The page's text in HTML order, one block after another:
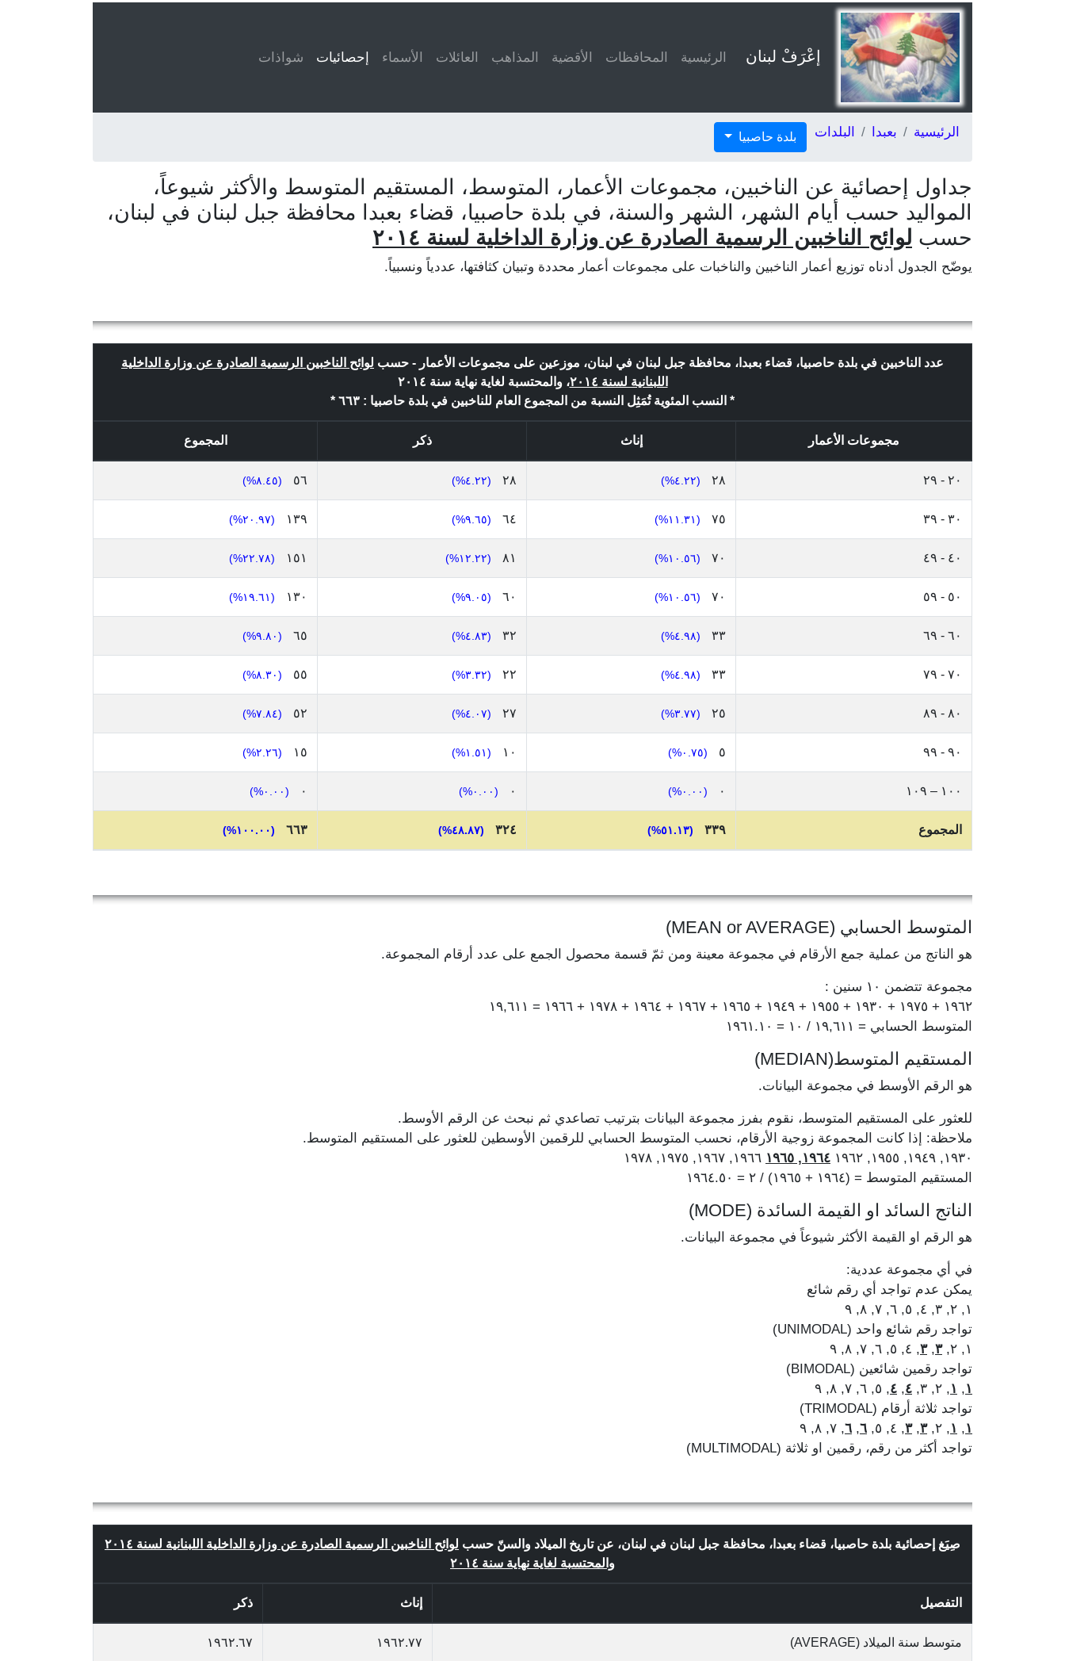
إعْرَفْ لبنان الرئيسية المحافظات الأقضية المذاهب العائلات الأسماء إحصائيات شواذات
الرئيسية بعبدا البلدات بلدة حاصبيا
جداول إحصائية عن الناخبين، مجموعات الأعمار، المتوسط، المستقيم المتوسط والأكثر شيوعاً،
المواليد حسب أيام الشهر، الشهر والسنة، في بلدة حاصبيا، قضاء بعبدا محافظة جبل لبنان في لبنان،
حسب لوائح الناخبين الرسمية الصادرة عن وزارة الداخلية لسنة ٢٠١٤
يوضّح الجدول أدناه توزيع أعمار الناخبين والناخبات على مجموعات أعمار محددة وتبيان كثافتها، عددياً ونسبياً.
عدد الناخبين في بلدة حاصبيا، قضاء بعبدا، محافظة جبل لبنان في لبنان، موزعين على مجموعات الأعمار - حسب لوائح الناخبين الرسمية الصادرة عن وزارة الداخلية
اللبنانية لسنة ٢٠١٤
، والمحتسبة لغاية نهاية سنة ٢٠١٤
* النسب المئوية تُمَثِل النسبة من المجموع العام للناخبين في بلدة حاصبيا : ٦٦٣ *
مجموعات الأعمار إناث ذكر المجموع
٢٠ - ٢٩ ٢٨ (٤.٢٢%) ٢٨ (٤.٢٢%) ٥٦ (٨.٤٥%)
٣٠ - ٣٩ ٧٥ (١١.٣١%) ٦٤ (٩.٦٥%) ١٣٩ (٢٠.٩٧%)
٤٠ - ٤٩ ٧٠ (١٠.٥٦%) ٨١ (١٢.٢٢%) ١٥١ (٢٢.٧٨%)
٥٠ - ٥٩ ٧٠ (١٠.٥٦%) ٦٠ (٩.٠٥%) ١٣٠ (١٩.٦١%)
٦٠ - ٦٩ ٣٣ (٤.٩٨%) ٣٢ (٤.٨٣%) ٦٥ (٩.٨٠%)
٧٠ - ٧٩ ٣٣ (٤.٩٨%) ٢٢ (٣.٣٢%) ٥٥ (٨.٣٠%)
٨٠ - ٨٩ ٢٥ (٣.٧٧%) ٢٧ (٤.٠٧%) ٥٢ (٧.٨٤%)
٩٠ - ٩٩ ٥ (٠.٧٥%) ١٠ (١.٥١%) ١٥ (٢.٢٦%)
١٠٠ – ١٠٩ ٠ (٠.٠٠%) ٠ (٠.٠٠%) ٠ (٠.٠٠%)
المجموع ٣٣٩ (٥١.١٣%) ٣٢٤ (٤٨.٨٧%) ٦٦٣ (١٠٠.٠٠%)
المتوسط الحسابي (MEAN or AVERAGE)
هو الناتج من عملية جمع الأرقام في مجموعة معينة ومن ثمّ قسمة محصول الجمع على عدد أرقام المجموعة.
مجموعة تتضمن ١٠ سنين :
١٩٦٢ + ١٩٧٥ + ١٩٣٠ + ١٩٥٥ + ١٩٤٩ + ١٩٦٥ + ١٩٦٧ + ١٩٦٤ + ١٩٧٨ + ١٩٦٦ = ١٩,٦١١
المتوسط الحسابي = ١٩,٦١١ / ١٠ = ١٩٦١.١٠
المستقيم المتوسط(MEDIAN)
هو الرقم الأوسط في مجموعة البيانات.
للعثور على المستقيم المتوسط، نقوم بفرز مجموعة البيانات بترتيب تصاعدي ثم نبحث عن الرقم الأوسط.
ملاحظة: إذا كانت المجموعة زوجية الأرقام، نحسب المتوسط الحسابي للرقمين الأوسطين للعثور على المستقيم المتوسط.
١٩٣٠, ١٩٤٩, ١٩٥٥, ١٩٦٢
١٩٦٤, ١٩٦٥
المستقيم المتوسط = (١٩٦٤ + ١٩٦٥) / ٢ = ١٩٦٤.٥٠
الناتج السائد او القيمة السائدة (MODE)
هو الرقم او القيمة الأكثر شيوعاً في مجموعة البيانات.
في أي مجموعة عددية:
يمكن عدم تواجد أي رقم شائع
١, ٢, ٣, ٤, ٥, ٦, ٧, ٨, ٩
تواجد رقم شائع واحد (UNIMODAL)
١, ٢,
٣,٣, ٤, ٥, ٦, ٧, ٨, ٩
تواجد رقمين شائعين (BIMODAL)
١, ١, ٢, ٣, ٤, ٤, ٥, ٦, ٧, ٨, ٩
تواجد ثلاثة أرقام (TRIMODAL)
١, ١, ٢, ٣,٣, ٤, ٥, ٦, ٦, ٧, ٨, ٩
تواجد أكثر من رقم، رقمين او ثلاثة (MULTIMODAL)
صِيَغ إحصائية بلدة حاصبيا، قضاء بعبدا، محافظة جبل لبنان في لبنان، عن تاريخ الميلاد والسنّ حسب لوائح الناخبين الرسمية الصادرة عن وزارة الداخلية اللبنانية لسنة ٢٠١٤
والمحتسبة لغاية نهاية سنة ٢٠١٤
التفصيل إناث ذكر
متوسط سنة الميلاد (AVERAGE) ١٩٦٢.٧٧ ١٩٦٢.٦٧